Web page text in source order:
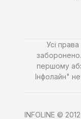
Усі
першому
Інфолайн"
INFOLINE ©